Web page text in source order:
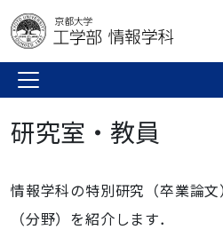
研究室・教員
情報学科の特別研究（卒業論
（分野）を紹介します．